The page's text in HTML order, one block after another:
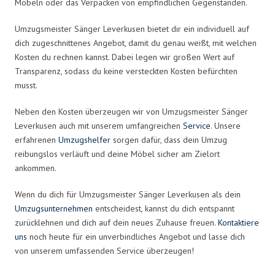
Möbeln oder das Verpacken von empfindlichen Gegenständen.
Umzugsmeister Sänger Leverkusen bietet dir ein individuell auf
dich zugeschnittenes Angebot, damit du genau weißt, mit welchen
Kosten du rechnen kannst. Dabei legen wir großen Wert auf
Transparenz, sodass du keine versteckten Kosten befürchten
musst.
Neben den Kosten überzeugen wir von Umzugsmeister Sänger
Leverkusen auch mit unserem umfangreichen Service. Unsere
erfahrenen Umzugshelfer sorgen dafür, dass dein Umzug
reibungslos verläuft und deine Möbel sicher am Zielort
ankommen.
Wenn du dich für Umzugsmeister Sänger Leverkusen als dein
Umzugsunternehmen entscheidest, kannst du dich entspannt
zurücklehnen und dich auf dein neues Zuhause freuen. Kontaktiere
uns noch heute für ein unverbindliches Angebot und lasse dich
von unserem umfassenden Service überzeugen!